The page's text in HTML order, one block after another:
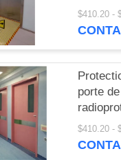
Proton
classe I
aux
porte de
cadre